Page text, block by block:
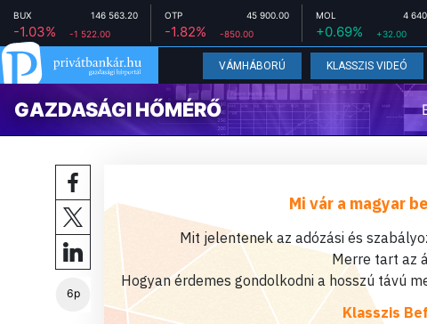
BUX 146 563.20
-1.03% -1 522.00
OTP 45 900.00
-1.82% -850.00
MOL 4
+0.69% +32.00
VÁMHÁBORÚ KLASSZIS VIDEÓ
GAZDASÁGI HŐMÉRŐ
6p
Mi vár a magyar
Mit jelentenek az adózási és
Merre tart az
Hogyan érdemes gondolkodni a hosszú távú
Klasszis